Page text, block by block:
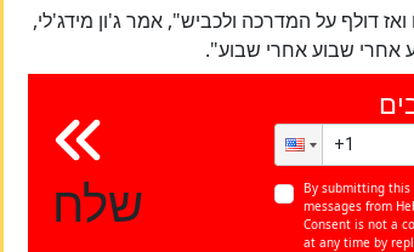
דולף על המדרכה ולכביש", אמר ג'ון מידג'לי,
אחרי שבוע אחרי שבוע".
שלח
By submitting
messages from
Consent is not a
at any time by